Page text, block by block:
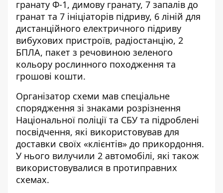
гранату Ф-1, димову гранату, 7 запалів до
гранат та 7 ініціаторів підриву, 6 ліній для
дистанційного електричного підриву
вибухових пристроїв, радіостанцію, 2
БПЛА, пакет з речовиною зеленого
кольору рослинного походження та
грошові кошти.
Організатор схеми мав спеціальне
спорядження зі знаками розрізнення
Національної поліції та СБУ та підроблені
посвідчення, які використовував для
доставки своїх «клієнтів» до прикордоння.
У нього вилучили 2 автомобілі, які також
використовувалися в протиправних
схемах.